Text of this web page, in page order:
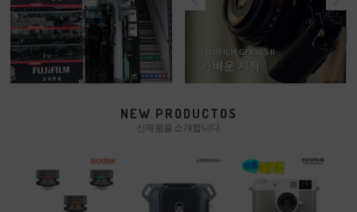
NEW PRODUCTOS
신제품을 소개합니다.